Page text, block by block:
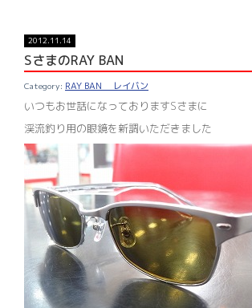
2012.11.14
RAY BAN レイバン
SさまのRAY BAN
いつもお世話になっておりますSさまに
渓流釣り用の眼鏡を新調いただきました